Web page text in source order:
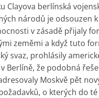
Clayova berlínská
národů je odsouzen
v zásadě přijaly
zeměmi a když tuto
svaz, prohlásily
Berlíně, že podobná
Moskvě pět
o kterých do